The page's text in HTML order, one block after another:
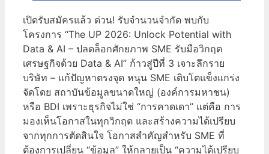
เปิดรับสมัครแล้ว ด่วน! รับจำนวนจำกัด พบกับ
โครงการ “The UP 2026: Unlock Potential with
Data & AI – ปลดล็อกศักยภาพ SME รับมือวิกฤต
เศรษฐกิจด้วย Data & AI” ก้าวสู่ปีที่ 3 เจาะลึกราย
บริษัท – แก้ปัญหาตรงจุด หนุน SME เติบโตแข็งแกร่ง
จัดโดย สถาบันข้อมูลขนาดใหญ่ (องค์การมหาชน)
หรือ BDI เพราะธุรกิจไม่ใช่ “การคาดเดา” แต่คือ การ
มองเห็นโอกาสในทุกวิกฤต และสร้างความได้เปรียบ
จากทุกการตัดสินใจ โอกาสสำคัญสำหรับ SME ที่
ต้องการเปลี่ยน “ข้อมูล” ให้กลายเป็น “ความได้เปรียบ